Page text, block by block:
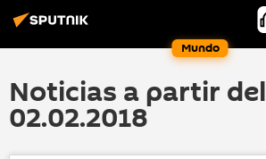
Mundo
Noticias a partir del
02.02.2018